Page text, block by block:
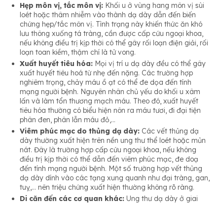
Hẹp môn vị, tắc môn vị: Khối u ở vùng hang môn vị sùi
loét hoặc thâm nhiễm vào thành dạ dày dẫn đến biến
chứng hẹp/tắc môn vị. Tình trạng này khiến thức ăn khó
lưu thông xuống tá tràng, cần được cấp cứu ngoại khoa,
nếu không điều trị kịp thời có thể gây rối loạn điện giải, rối
loạn toan kiềm, thậm chí là tử vong.
Xuất huyết tiêu hóa: Mọi vị trí u dạ dày đều có thể gây
xuất huyết tiêu hoá từ nhẹ đến nặng. Các trường hợp
nghiêm trọng, chảy máu ồ ạt có thể đe dọa đến tính
mạng người bệnh. Nguyên nhân chủ yếu do khối u xâm
lấn và làm tổn thương mạch máu. Theo đó, xuất huyết
tiêu hóa thường có biểu hiện nôn ra máu tươi, đi đại tiện
phân đen, phân lẫn máu đỏ,…
Viêm phúc mạc do thủng dạ dày: Các vết thủng dạ
dày thường xuất hiện trên nền ung thư thể loét hoặc mủn
nát. Đây là trường hợp cấp cứu ngoại khoa, nếu không
điều trị kịp thời có thể dẫn đến viêm phúc mạc, đe doạ
đến tính mạng người bệnh. Một số trường hợp vết thủng
dạ dày dính vào các tạng xung quanh như đại tràng, gan,
tuỵ,… nên triệu chứng xuất hiện thường không rõ ràng.
Di căn đến các cơ quan khác: Ung thư dạ dày ở giai